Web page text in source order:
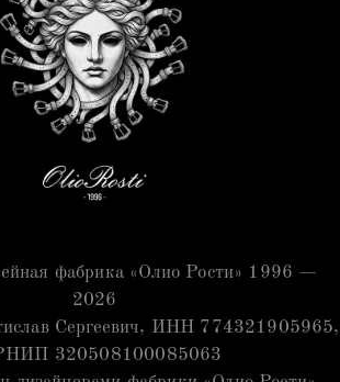
фабрика «Олио Рости» 1996 —
2026
Сергеевич, ИНН 774321905965,
320508100085063